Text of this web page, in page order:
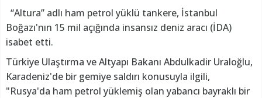
“Altura” adlı ham petrol yüklü tankere, İstanbul
Boğazı'nın 15 mil açığında insansız deniz aracı (İDA)
isabet etti.
Türkiye Ulaştırma ve Altyapı Bakanı Abdulkadir Uraloğlu,
Karadeniz'de bir gemiye saldırı konusuyla ilgili,
"Rusya'da ham petrol yüklemiş olan yabancı bayraklı bir